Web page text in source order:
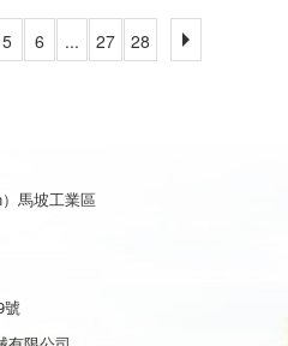
5 6 ... 27 28
馬坡工業區
號